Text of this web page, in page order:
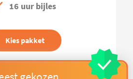
16 uur bijles
Kies pakket